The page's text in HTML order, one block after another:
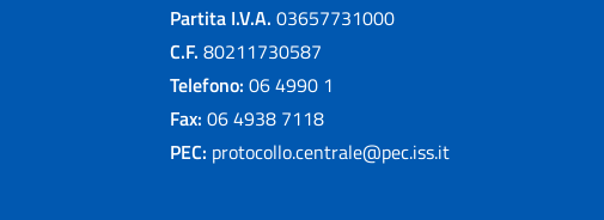
Partita I.V.A. 03657731000
C.F. 80211730587
Telefono: 06 4990 1
Fax: 06 4938 7118
PEC: protocollo.centrale@pec.iss.it